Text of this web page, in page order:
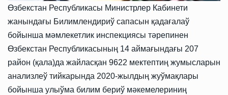
Өзбекстан Республикасы Министрлер Кабинети
жанындағы Билимлендириў сапасын қадағалаў
бойынша мәмлекетлик инспекциясы тәрепинен
Өзбекстан Республикасының 14 аймағындағы 207
район (қала)да жайласқан 9622 мектептиң жумысларын
анализлеў тийкарында 2020-жылдың жуўмақлары
бойынша улыўма билим бериў мәкемелериниң